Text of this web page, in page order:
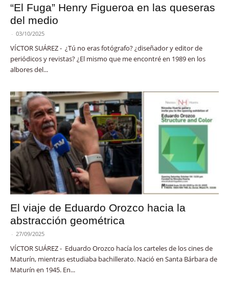
“El Fuga” Henry Figueroa en las queseras
del medio
- 03/10/2025
VÍCTOR SUÁREZ - ¿Tú no eras fotógrafo? ¿diseñador y editor de
periódicos y revistas? ¿El mismo que me encontré en 1989 en los
albores del...
El viaje de Eduardo Orozco hacia la
abstracción geométrica
- 27/09/2025
VÍCTOR SUÁREZ - Eduardo Orozco hacía los carteles de los cines de
Maturín, mientras estudiaba bachillerato. Nació en Santa Bárbara de
Maturín en 1945. En...